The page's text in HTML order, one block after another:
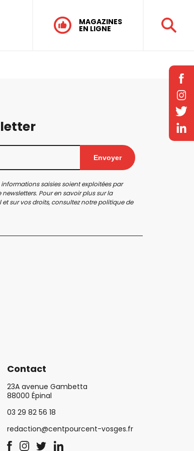
MAGAZINES
EN LIGNE
Envoyer
saisies soient exploitées par
Pour en savoir plus sur la
sur vos droits, consultez notrepolitique de
Contact
23A avenue Gambetta
88000 Épinal
03 29 82 56 18
redaction@centpourcent-vosges.fr